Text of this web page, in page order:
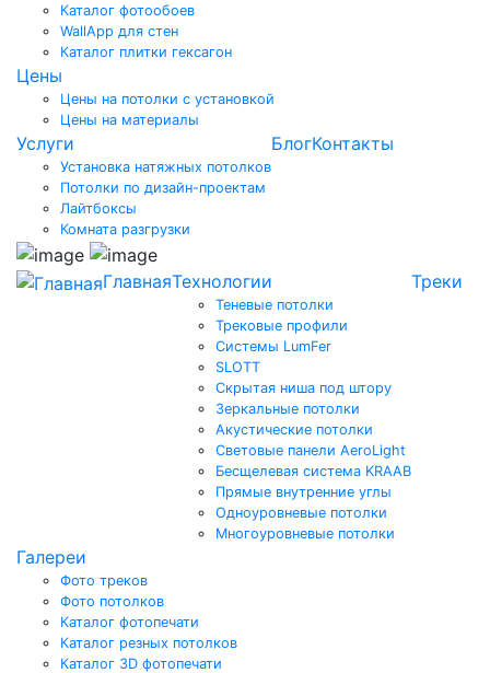
Каталог фотообоев
WallApp для стен
Каталог плитки гексагон
Цены
Цены на потолки с установкой
Цены на материалы
Услуги
Установка натяжных потолков
Потолки по дизайн-проектам
Лайтбоксы
Комната разгрузки
БлогКонтакты
ГлавнаяТехнологии
Теневые потолки
Трековые профили
Системы LumFer
SLOTT
Скрытая ниша под штору
Зеркальные потолки
Акустические потолки
Световые панели AeroLight
Бесщелевая система KRAAB
Прямые внутренние углы
Одноуровневые потолки
Многоуровневые потолки
Треки
Галереи
Фото треков
Фото потолков
Каталог фотопечати
Каталог резных потолков
Каталог 3D фотопечати